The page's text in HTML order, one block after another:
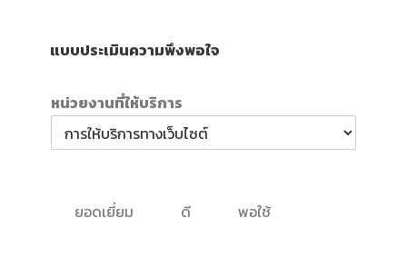
แบบประเมินความพึงพอใจ
หน่วยงานที่ให้บริการ
ยอดเยี่ยม ดี พอใช้